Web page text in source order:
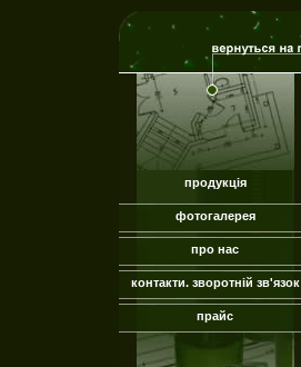
продукція
фотогалерея
про нас
контакти. зворотній зв'язок
прайс